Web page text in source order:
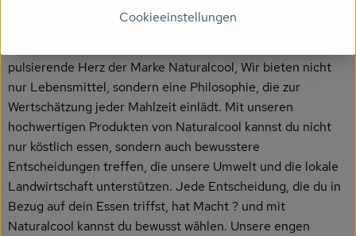
pulsierende Herz der Marke Naturalcool, Wir bieten nicht
nur Lebensmittel, sondern eine Philosophie, die zur
Wertschätzung jeder Mahlzeit einlädt. Mit unseren
hochwertigen Produkten von Naturalcool kannst du nicht
nur köstlich essen, sondern auch bewusstere
Entscheidungen treffen, die unsere Umwelt und die lokale
Landwirtschaft unterstützen. Jede Entscheidung, die du in
Bezug auf dein Essen triffst, hat Macht ? und mit
Naturalcool kannst du bewusst wählen. Unsere engen
Cookieeinstellungen